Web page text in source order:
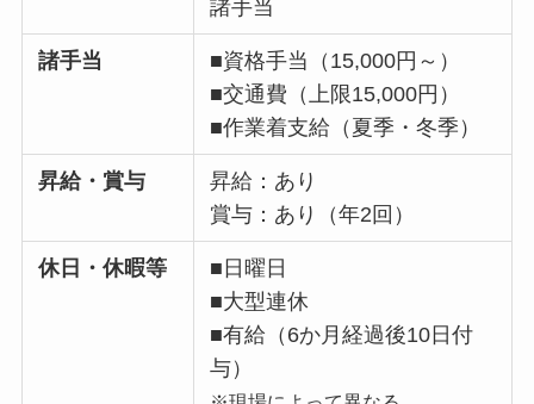
諸手当
諸手当
■資格手当（15,000円～）
■交通費（上限15,000円）
■作業着支給（夏季・冬季）
昇給・賞与
昇給：あり
賞与：あり（年2回）
休日・休暇等
■日曜日
■大型連休
■有給（6か月経過後10日付
与）